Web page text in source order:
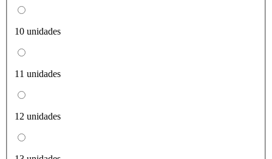
10 unidades
11 unidades
12 unidades